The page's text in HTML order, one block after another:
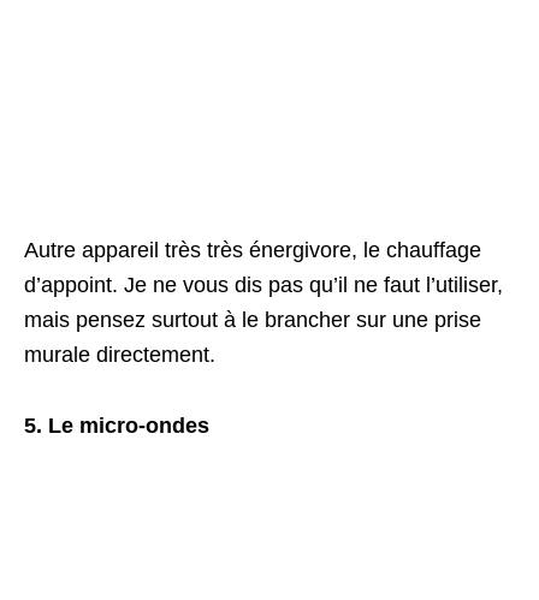
Autre appareil très très énergivore, le chauffage
d’appoint. Je ne vous dis pas qu’il ne faut l’utiliser,
mais pensez surtout à le brancher sur une prise
murale directement.
5. Le micro-ondes